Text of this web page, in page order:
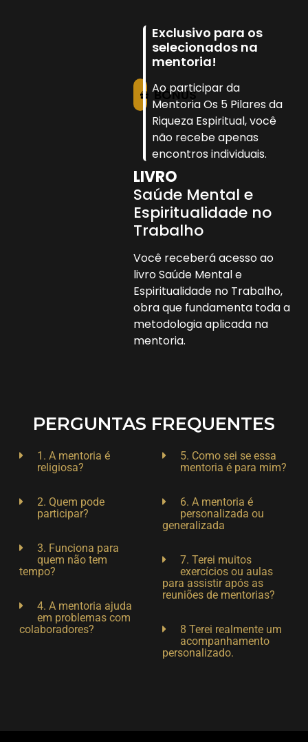
BÔNUS
Exclusivo para os
selecionados na
mentoria!
Ao participar da
Mentoria Os 5 Pilares da
Riqueza Espiritual, você
não recebe apenas
encontros individuais.
LIVRO
Saúde Mental e
Espiritualidade no
Trabalho
Você receberá acesso ao
livro Saúde Mental e
Espiritualidade no Trabalho,
obra que fundamenta toda a
metodologia aplicada na
mentoria.
PERGUNTAS FREQUENTES
1. A mentoria é
religiosa?
2. Quem pode
participar?
3. Funciona para
quem não tem
tempo?
4. A mentoria ajuda
em problemas com
colaboradores?
5. Como sei se essa
mentoria é para mim?
6. A mentoria é
personalizada ou
generalizada
7. Terei muitos
exercícios ou aulas
para assistir após as
reuniões de mentorias?
8 Terei realmente um
acompanhamento
personalizado.